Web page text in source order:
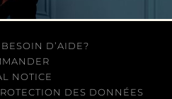
D’AIDE?
NOTICE
DES DONNÉES